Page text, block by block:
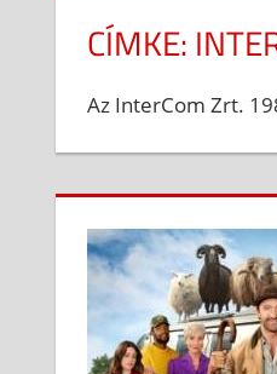
CÍMKE:
Az InterCom Zrt.